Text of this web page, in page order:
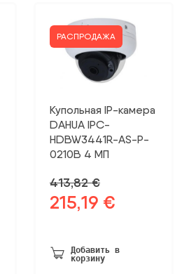
РАСПРОДАЖА
Купольная IP-камера
DAHUA IPC-
HDBW3441R-AS-P-
0210B 4 МП
413,82€
Первоначальная
413,82 €.
215,19 €
Добавить в
корзину